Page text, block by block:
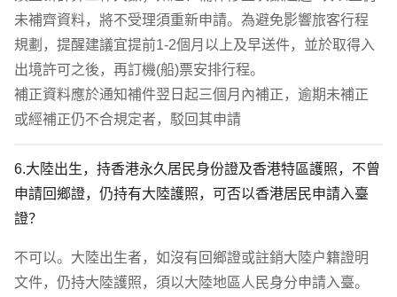
未補齊資料，將不受理須重新申請。為避免影響旅客行程
規劃，提醒建議宜提前1-2個月以上及早送件，並於取得入
出境許可之後，再訂機(船)票安排行程。
補正資料應於通知補件翌日起三個月內補正，逾期未補正
或經補正仍不合規定者，駁回其申請
6.大陸出生，持香港永久居民身份證及香港特區護照，不曾
申請回鄉證，仍持有大陸護照，可否以香港居民申請入臺
證？
不可以。大陸出生者，如沒有回鄉證或註銷大陸戶籍證明
文件，仍持大陸護照，須以大陸地區人民身分申請入臺。